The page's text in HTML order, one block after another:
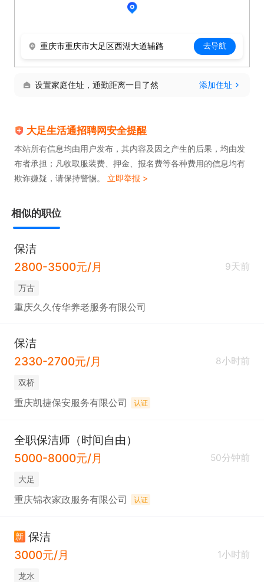
重庆市重庆市大足区西湖大道辅路 去导航
设置家庭住址，通勤距离一目了然 添加住址
大足生活通招聘网安全提醒
本站所有信息均由用户发布，其内容及因之产生的后果，均由发
布者承担；凡收取服装费、押金、报名费等各种费用的信息均有
欺诈嫌疑，请保持警惕。 立即举报 >
相似的职位
保洁
2800-3500元/月
9天前
万古
重庆久久传华养老服务有限公司
保洁
2330-2700元/月
8小时前
双桥
重庆凯捷保安服务有限公司 认证
全职保洁师（时间自由）
5000-8000元/月
50分钟前
大足
重庆锦衣家政服务有限公司 认证
新 保洁
3000元/月
1小时前
龙水